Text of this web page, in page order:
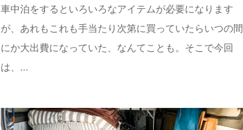
車中泊をするといろいろなアイテムが必要になります
が、あれもこれも手当たり次第に買っていたらいつの間
にか大出費になっていた、なんてことも。そこで今回
は、...